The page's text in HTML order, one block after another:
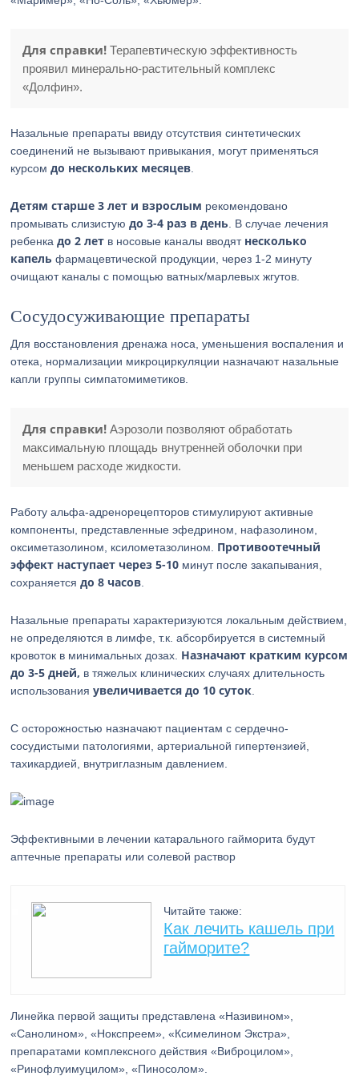
Для справки! Терапевтическую эффективность
проявил минерально-растительный комплекс
«Долфин».
Назальные препараты ввиду отсутствия синтетических
соединений не вызывают привыкания, могут применяться
курсомдо нескольких месяцев
Детям старше 3 лет и взрослым рекомендовано
промывать слизистуюдо 3-4 раз в день . В случае лечения
ребенкадо 2 лет в носовые каналы вводят несколько
капель фармацевтической продукции, через 1-2 минуту
очищают каналы с помощью ватных/марлевых жгутов.
Сосудосуживающие препараты
Для восстановления дренажа носа, уменьшения воспаления и
отека, нормализации микроциркуляции назначают назальные
капли группы симпатомиметиков.
Для справки! Аэрозоли позволяют обработать
максимальную площадь внутренней оболочки при
меньшем расходе жидкости.
Работу альфа-адренорецепторов стимулируют активные
компоненты, представленные эфедрином, нафазолином,
оксиметазолином, ксилометазолином. Противоотечный
эффект наступает через 5-10 минут после закапывания,
сохраняетсядо 8 часов
Назальные препараты характеризуются локальным действием,
не определяются в лимфе, т.к. абсорбируется в системный
кровоток в минимальных дозах. Назначают кратким курсом
до 3-5 дней, в тяжелых клинических случаях длительность
использованияувеличивается до 10 суток
С осторожностью назначают пациентам с сердечно-
сосудистыми патологиями, артериальной гипертензией,
тахикардией, внутриглазным давлением.
Эффективными в лечении катарального гайморита будут
аптечные препараты или солевой раствор
Читайте также:
Как лечить кашель при
гайморите?
Линейка первой защиты представлена «Називином»,
«Санолином», «Нокспреем», «Ксимелином Экстра»,
препаратами комплексного действия «Виброцилом»,
«Ринофлуимуцилом», «Пиносолом».